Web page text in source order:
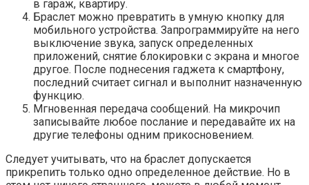
в гараж, квартиру.
Браслет можно превратить в умную кнопку для
мобильного устройства. Запрограммируйте на него
выключение звука, запуск определенных
приложений, снятие блокировки с экрана и многое
другое. После поднесения гаджета к смартфону,
последний считает сигнал и выполнит назначенную
функцию.
Мгновенная передача сообщений. На микрочип
записывайте любое послание и передавайте их на
другие телефоны одним прикосновением.
Следует учитывать, что на браслет допускается
прикрепить только одно определенное действие. Но в